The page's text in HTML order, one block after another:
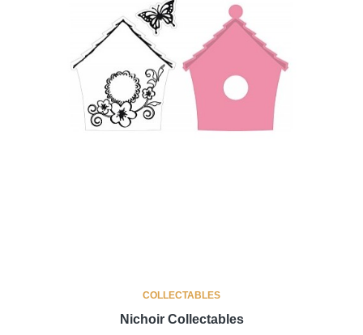
COLLECTABLES
Nichoir Collectables